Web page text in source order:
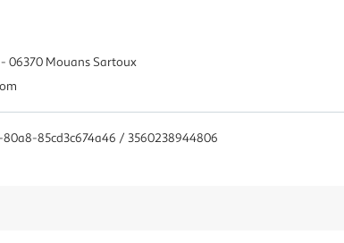
06370 Mouans Sartoux
85cd3c674a46 / 3560238944806